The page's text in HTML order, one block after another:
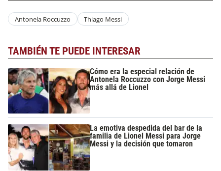
Antonela Roccuzzo Thiago Messi
TAMBIÉN TE PUEDE INTERESAR
Cómo era la especial relación de
Antonela Roccuzzo con Jorge Messi
más allá de Lionel
La emotiva despedida del bar de la
familia de Lionel Messi para Jorge
Messi y la decisión que tomaron